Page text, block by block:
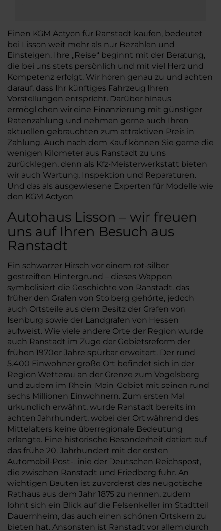
Einen KGM Actyon für Ranstadt kaufen, bedeutet
bei Lisson weit mehr als nur Bezahlen und
Einsteigen. Ihre „Reise“ beginnt mit der Beratung,
die bei uns stets persönlich und mit viel Herz und
Kompetenz erfolgt. Wir hören genau zu und achten
darauf, dass Ihr künftiges Fahrzeug Ihren
Vorstellungen entspricht. Darüber hinaus
ermöglichen wir eine Finanzierung mit günstiger
Ratenzahlung und nehmen gerne auch Ihren
aktuellen gebrauchten zum attraktiven Preis in
Zahlung. Auch nach dem Kauf können Sie gerne die
wenigen Kilometer aus Ranstadt zu uns
zurücklegen, denn als Kfz-Meisterwerkstatt bieten
wir auch Wartung, Inspektion und Reparaturen.
Und das als ausgewiesene Experten für Modelle wie
den KGM Actyon.
Autohaus Lisson – wir freuen
uns auf Ihren Besuch aus
Ranstadt
Ein schwarzer Hirsch vor einem rot-silber
gestreiften Hintergrund – dieses Wappen
symbolisiert die Geschichte von Ranstadt, das
früher den Grafen von Stolberg gehörte, jedoch
auch Ortsteile aus dem Besitz der Grafen von
Isenburg sowie der Landgrafen von Hessen
aufweist. Wie viele andere Orte der Region wurde
auch Ranstadt im Zuge der Gebietsreform der
frühen 1970er Jahre spürbar erweitert. Der rund
5.400 Einwohner große Ort befindet sich in der
Region Wetterau an der Grenze zum Vogelsberg
und zudem im Rhein-Main-Gebiet mit seinen rund
sechs Millionen Einwohnern. Zum ersten Mal
urkundlich erwähnt, wurde Ranstadt bereits im
achten Jahrhundert, wobei der Ort während des
Mittelalters keine überregionale Bedeutung
erlangte. Eine historische Besonderheit datiert auf
das frühe 20. Jahrhundert mit der ersten
Automobil-Post-Linie der Deutschen Reichspost,
die zwischen Ranstadt und Friedberg fuhr. An
wichtigen Bauten ist zuvorderst das neugotische
Rathaus aus dem Jahr 1875 zu nennen, zudem
lohnt sich ein Blick auf die Felsenkeller im Stadtteil
Dauernheim, das auch einen schönen Ortskern zu
bieten hat. Ansonsten ist Ranstadt vor allem durch